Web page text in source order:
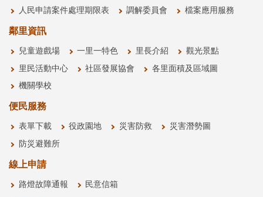
人民申請案件處理期限表 調解委員會 檔案應用服務
鄰里資訊
兒童遊戲場 一里一特色 里長介紹 觀光景點
里民活動中心 社區發展協會 各里面積及區域圖
機關學校
便民服務
表單下載 役政園地 災害防救 災害潛勢圖
防災避難所
線上申請
路燈故障通報 民意信箱